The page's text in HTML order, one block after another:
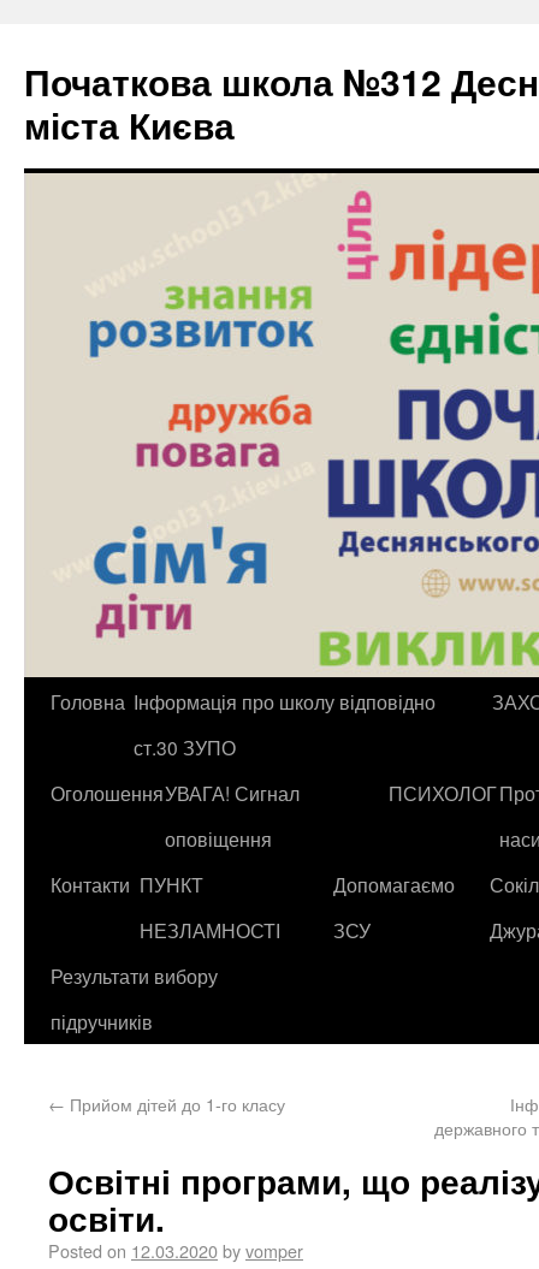
Початкова школа №312
міста Києва
Головна Інформація про школу відповідно
ст.30 ЗУПО
ОголошенняУВАГА! Сигнал
оповіщення
ПСИХОЛОГ
Контакти ПУНКТ
НЕЗЛАМНОСТІ
Допомагаємо
ЗСУ
Сокіл
Результати вибору
підручників
← Прийом дітей до 1-го класу
державного
Освітні програми, що
освіти.
Posted on 12.03.2020byvomper